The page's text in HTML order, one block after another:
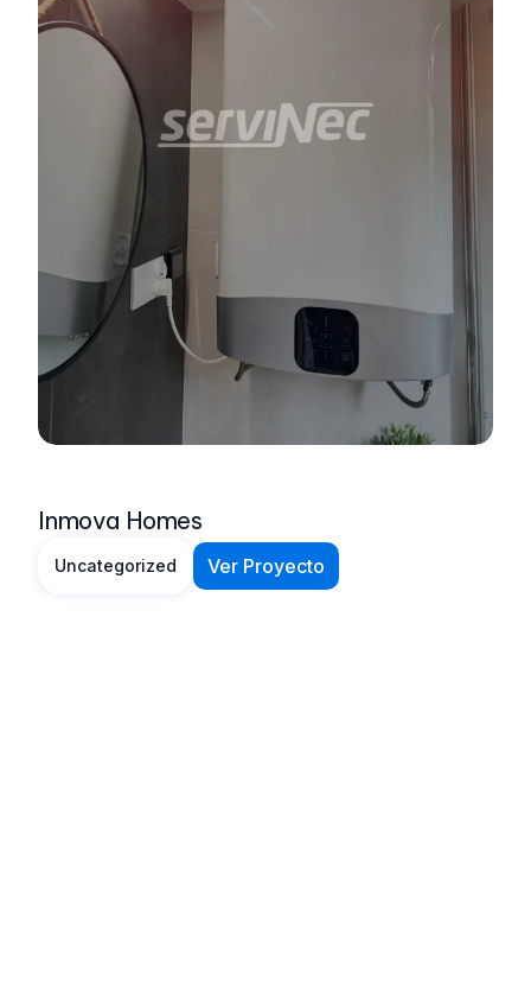
Inmova Homes
Uncategorized Ver Proyecto